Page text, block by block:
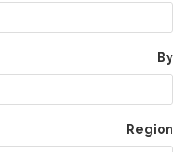
By
Region